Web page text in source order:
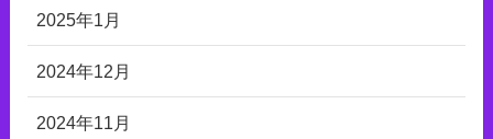
2025年1月
2024年12月
2024年11月